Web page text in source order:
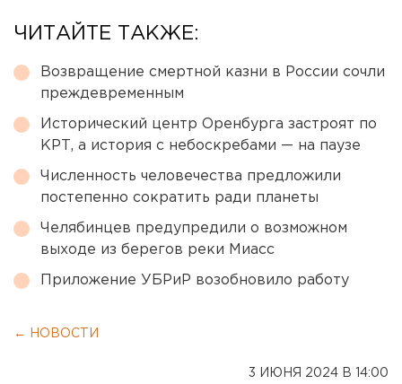
ЧИТАЙТЕ ТАКЖЕ:
Возвращение смертной казни в России сочли
преждевременным
Исторический центр Оренбурга застроят по
КРТ, а история с небоскребами — на паузе
Численность человечества предложили
постепенно сократить ради планеты
Челябинцев предупредили о возможном
выходе из берегов реки Миасс
Приложение УБРиР возобновило работу
← НОВОСТИ
3 ИЮНЯ 2024 В 14:00